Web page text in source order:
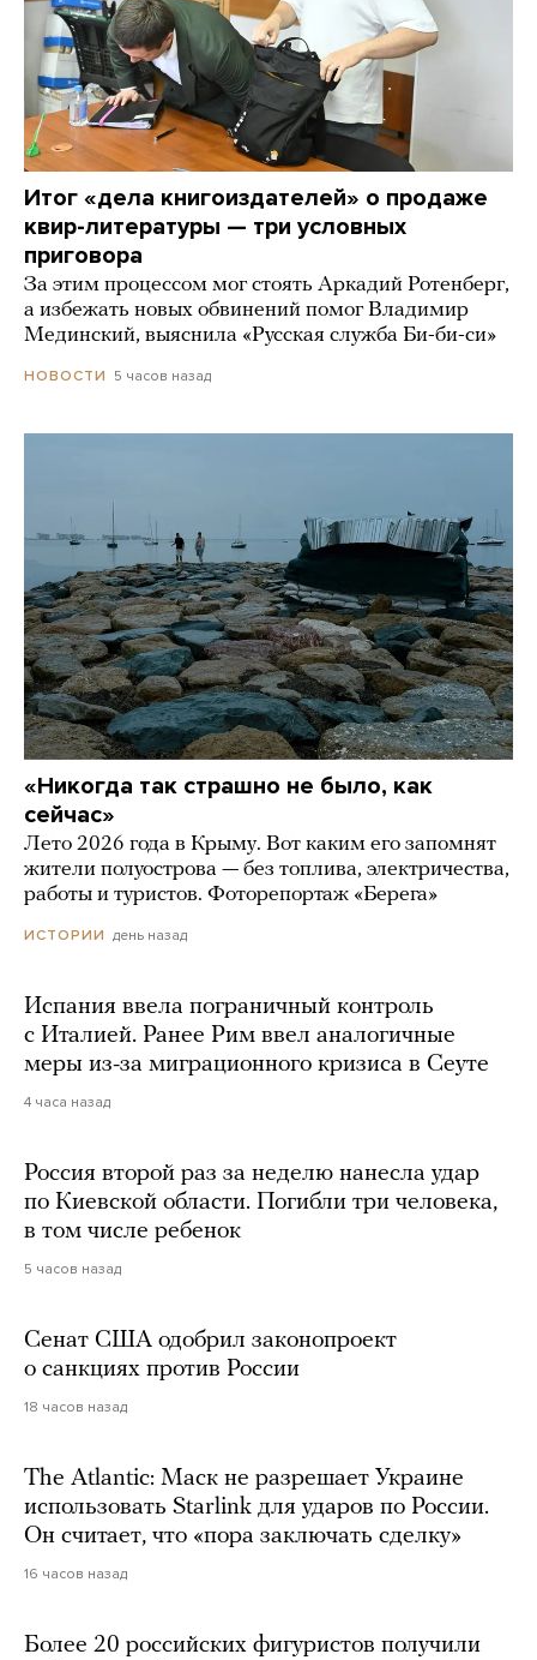
Итог «дела книгоиздателей» о продаже
квир-литературы — три условных
приговора
За этим процессом мог стоять Аркадий Ротенберг,
а избежать новых обвинений помог Владимир
Мединский, выяснила «Русская служба Би-би-си»
НОВОСТИ 5 часов назад
«Никогда так страшно не было, как
сейчас»
Лето 2026 года в Крыму. Вот каким его запомнят
жители полуострова — без топлива, электричества,
работы и туристов. Фоторепортаж «Берега»
ИСТОРИИ день назад
Испания ввела пограничный контроль
с Италией. Ранее Рим ввел аналогичные
меры из-за миграционного кризиса в Сеуте
4 часа назад
Россия второй раз за неделю нанесла удар
по Киевской области. Погибли три человека,
в том числе ребенок
5 часов назад
Сенат США одобрил законопроект
о санкциях против России
18 часов назад
The Atlantic: Маск не разрешает Украине
использовать Starlink для ударов по России.
Он считает, что «пора заключать сделку»
16 часов назад
Более 20 российских фигуристов получили